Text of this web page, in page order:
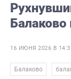
Балаково
16 ИЮНЯ 2026 В
Балаково